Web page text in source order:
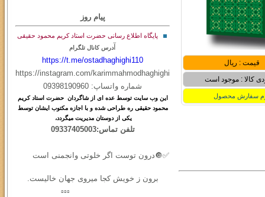
قیمت : ریال
کالا : موجود است
سفارش محصول
پیام روز
پایگاه اطلاع رسانی حضرت استاد کریم محمود حقیقی
آدرس کانال تلگرام
https://t.me/ostadhaghighi110
https://instagram.com/karimmahmodhaghighi
شماره واتساپ: 09398190960
اینوب سایت توسطعده ای از شاگردان حضرت استاد کریم
محمود حقیقی ره طراحی شده و با اجازه مکتوب ایشان توسط
یکی از دوستان مدیریت میگردد،
تلفن تماس:09337405003
✅🔘درون توست اگر خلوتی وانجمنی است
برون ز خویش کجا میروی جهان خالیست.
▫️▫️▫️